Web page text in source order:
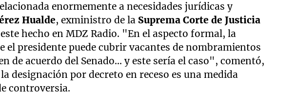
enormemente a necesidades jurídicas y
Hualde, exministro de la Suprema Corte de Justicia
hecho en MDZ Radio. "En el aspecto formal, la
el presidente puede cubrir vacantes de nombramientos
de acuerdo del Senado... y este sería el caso", comentó,
designación por decreto en receso es una medida
controversia.